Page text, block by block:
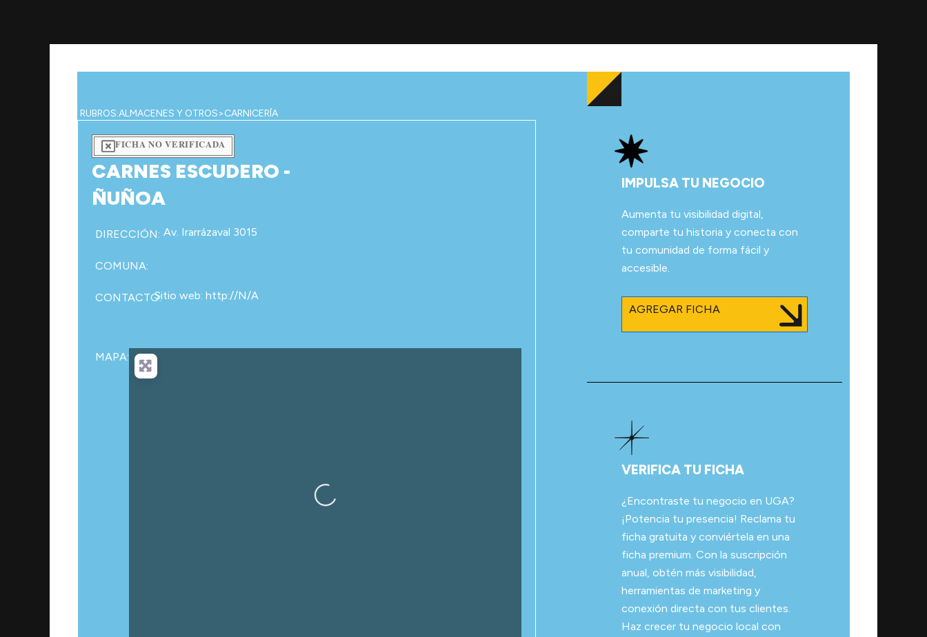
contenido
RUBROS:ALMACENES Y OTROS>CARNICERÍA
FICHA NO VERIFICADA
CARNES ESCUDERO -
ÑUÑOA
DIRECCIÓN: Av. Irarrázaval 3015
COMUNA:
CONTACTO:Sitio web: http://N/A
MAPA:
Cargando…
IMPULSA TU NEGOCIO
Aumenta tu visibilidad digital,
comparte tu historia y conecta con
tu comunidad de forma fácil y
accesible.
AGREGAR FICHA
VERIFICA TU FICHA
¿Encontraste tu negocio en UGA?
¡Potencia tu presencia! Reclama tu
ficha gratuita y conviértela en una
ficha premium. Con la suscripción
anual, obtén más visibilidad,
herramientas de marketing y
conexión directa con tus clientes.
Haz crecer tu negocio local con